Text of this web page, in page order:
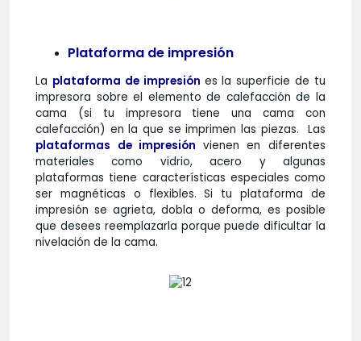
Plataforma de impresión
La plataforma de impresión es la superficie de tu
impresora sobre el elemento de calefacción de la
cama (si tu impresora tiene una cama con
calefacción) en la que se imprimen las piezas. Las
plataformas de impresión vienen en diferentes
materiales como vidrio, acero y algunas
plataformas tiene características especiales como
ser magnéticas o flexibles. Si tu plataforma de
impresión se agrieta, dobla o deforma, es posible
que desees reemplazarla porque puede dificultar la
nivelación de la cama.